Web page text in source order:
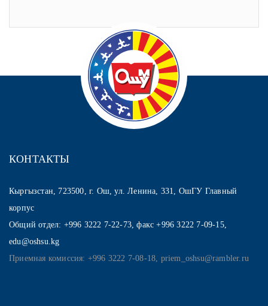
КОНТАКТЫ
Кыргызстан, 723500, г. Ош, ул. Ленина, 331, ОшГУ Главный
корпус
Общий отдел: +996 3222 7-22-73, факс +996 3222 7-09-15,
edu@oshsu.kg
Приемная комиссия: +996 3222 7-08-18, priem_oshsu@rambler.ru